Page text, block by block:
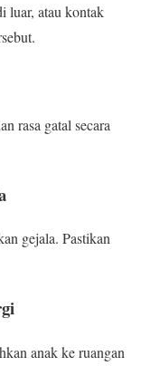
luar, atau kontak
rasa gatal secara
gejala. Pastikan
anak ke ruangan